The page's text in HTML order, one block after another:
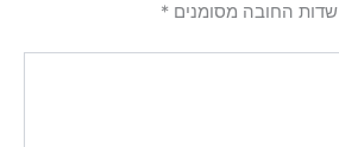
שדות החובה מסומנים *